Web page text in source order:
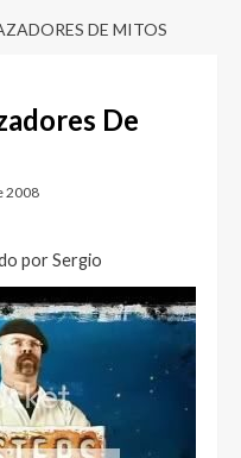
DE MITOS
De
2008
por Sergio